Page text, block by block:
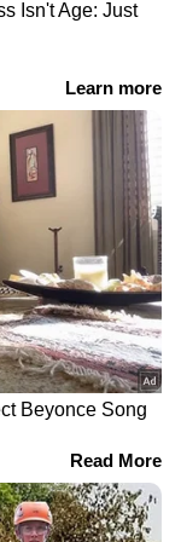
പൊലീസ്
ഉപരോധ
ബൂമറാംഗ്
പുകഴ്ത്തി